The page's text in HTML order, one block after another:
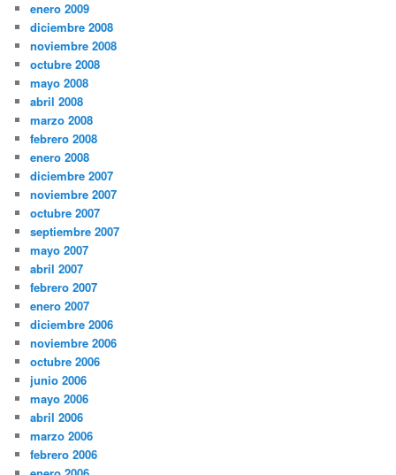
enero 2009
diciembre 2008
noviembre 2008
octubre 2008
mayo 2008
abril 2008
marzo 2008
febrero 2008
enero 2008
diciembre 2007
noviembre 2007
octubre 2007
septiembre 2007
mayo 2007
abril 2007
febrero 2007
enero 2007
diciembre 2006
noviembre 2006
octubre 2006
junio 2006
mayo 2006
abril 2006
marzo 2006
febrero 2006